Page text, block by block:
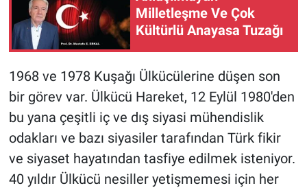
Milletleşme Ve Çok
Kültürlü Anayasa Tuzağı
1968 ve 1978 Kuşağı Ülkücülerine düşen son
bir görev var. Ülkücü Hareket, 12 Eylül 1980'den
bu yana çeşitli iç ve dış siyasi mühendislik
odakları ve bazı siyasiler tarafından Türk fikir
ve siyaset hayatından tasfiye edilmek isteniyor.
40 yıldır Ülkücü nesiller yetişmemesi için her